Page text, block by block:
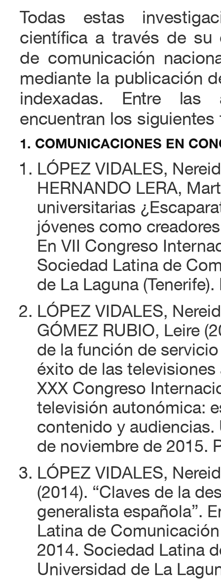
Todas estas
científica a través de su
de comunicación
mediante la publicación
indexadas. Entre las
encuentran los siguientes
1. COMUNICACIONES EN
LÓPEZ VIDALES,
HERNANDO LERA,
universitarias
jóvenes como
En VII Congreso
Sociedad Latina de
de La Laguna
LÓPEZ VIDALES,
GÓMEZ RUBIO, Leire
de la función de
éxito de las
XXX Congreso
televisión autonómica:
contenido y
de noviembre de 2015.
LÓPEZ VIDALES,
(2014). “Claves de la
generalista española”.
Latina de
2014. Sociedad Latina
Universidad de La